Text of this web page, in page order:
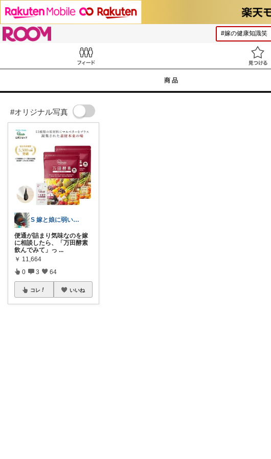
商品
#オリジナル写真
S 嫁と娘に弱い旦那
便通が詰まり気味なのを嫁
に相談したら、「万田酵素
飲んでみて」っ ...
￥ 11,664
0 3 64
コレ いいね